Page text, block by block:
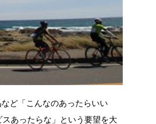
ど「こんなのあったらいい
あったらな」という要望を大